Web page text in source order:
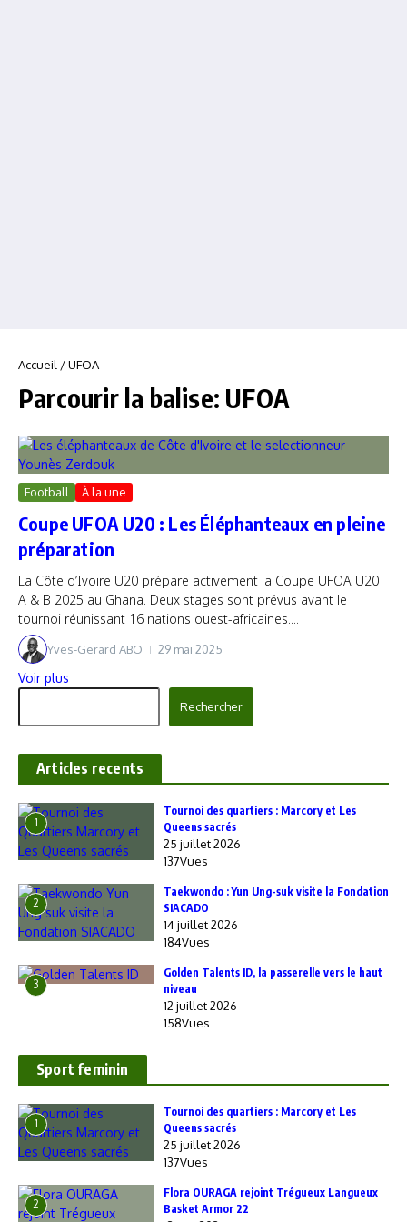
Accueil /UFOA
Parcourir la balise: UFOA
Football À la une
Coupe UFOA U20 : Les Éléphanteaux en pleine
préparation
La Côte d’Ivoire U20 prépare activement la Coupe UFOA U20
A & B 2025 au Ghana. Deux stages sont prévus avant le
tournoi réunissant 16 nations ouest-africaines....
Yves-Gerard ABO 29 mai 2025
Voir plus
Rechercher
Articles recents
1
‎Tournoi des quartiers : Marcory et Les
Queens sacrés
25 juillet 2026
137Vues
2
Taekwondo : Yun Ung-suk visite la Fondation
SIACADO
14 juillet 2026
184Vues
3
Golden Talents ID, la passerelle vers le haut
niveau
12 juillet 2026
158Vues
Sport feminin
1
‎Tournoi des quartiers : Marcory et Les
Queens sacrés
25 juillet 2026
137Vues
2
Flora OURAGA rejoint Trégueux Langueux
Basket Armor 22